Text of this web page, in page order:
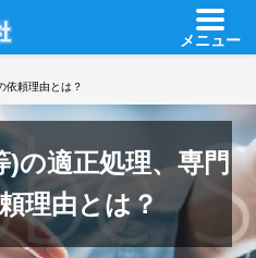
メニュー
依頼理由とは？
)の適正処理、専門
理由とは？